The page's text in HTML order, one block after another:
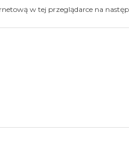
w tej przeglądarce na